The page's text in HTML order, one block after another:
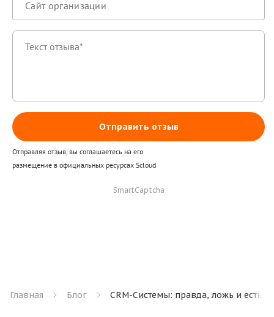
Отправить отзыв
Отправляя отзыв, вы соглашаетесь на его
размещение в официальных ресурсах Scloud
SmartCaptcha
Главная Блог CRM-Системы: правда, ложь и есть